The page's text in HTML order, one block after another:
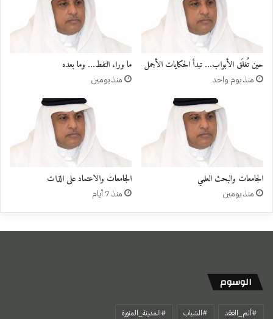
حين تُغلَق الأبواب… تبدأ الحكايات الأجمل
منذ يوم واحد
ما وراء النفط… وما بعده
منذ يومين
الجامعات والبحث العلمي
منذ يومين
الجامعات والاعتماد على الذات
منذ 7 أيام
الوسوم
#ألم_الفقد #الشباب
#المدينة_المنورة